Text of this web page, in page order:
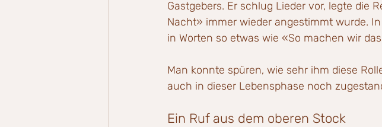
Gastgebers. Er schlug Lieder vor, legte die
Nacht» immer wieder angestimmt wurde.
in Worten so etwas wie «So machen wir
Man konnte spüren, wie sehr ihm diese
auch in dieser Lebensphase noch
Ein Ruf aus dem oberen Stock